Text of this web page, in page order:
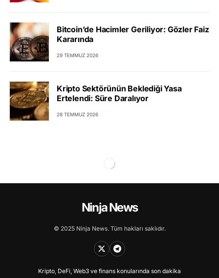
Bitcoin’de Hacimler Geriliyor: Gözler Faiz
Kararında
29 TEMMUZ 2026
Kripto Sektörünün Beklediği Yasa
Ertelendi: Süre Daralıyor
28 TEMMUZ 2026
Ninja News
© 2025 Ninja News. Tüm hakları saklıdır.
Kripto, DeFi, Web3 ve finans konularında son dakika